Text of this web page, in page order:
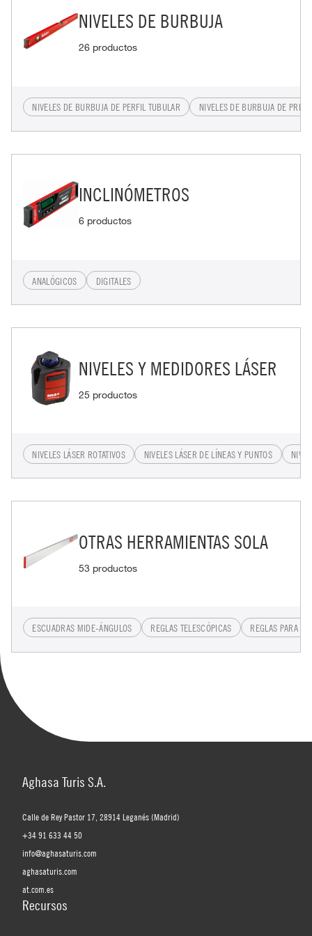
NIVELES DE BURBUJA
26 productos
NIVELES DE BURBUJA DE PERFIL TUBULAR NIVELES DE BURBUJA DE
INCLINÓMETROS
6 productos
ANALÓGICOS DIGITALES
NIVELES Y MEDIDORES LÁSER
25 productos
NIVELES LÁSER ROTATIVOS NIVELES LÁSER DE LÍNEAS Y PUNTOS
OTRAS HERRAMIENTAS SOLA
53 productos
ESCUADRAS MIDE-ÁNGULOS REGLAS TELESCÓPICAS REGLAS PARA
Aghasa Turis S.A.
Calle de Rey Pastor 17, 28914 Leganés (Madrid)
+34 91 633 44 50
info@aghasaturis.com
aghasaturis.com
at.com.es
Recursos